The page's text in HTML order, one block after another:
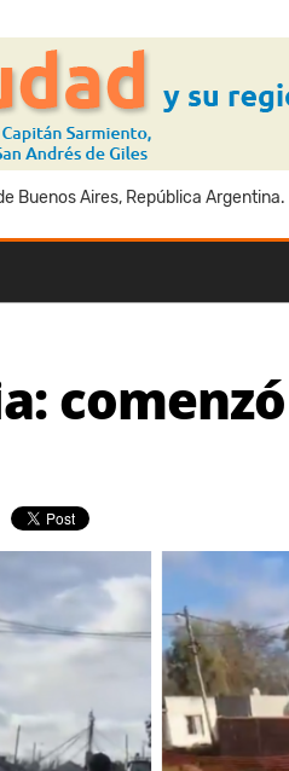
Buenos Aires, República Argentina.